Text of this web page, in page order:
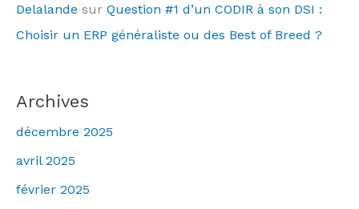
Delalande sur Question #1 d’un CODIR à son DSI :
Choisir un ERP généraliste ou des Best of Breed ?
Archives
décembre 2025
avril 2025
février 2025